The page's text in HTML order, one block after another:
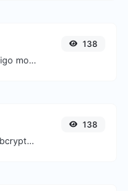
Converta texto para código morse ou vice-versa para qualquer entrada de texto.
138
Gere um hash de senha bcrypt para qualquer entrada de texto.
138